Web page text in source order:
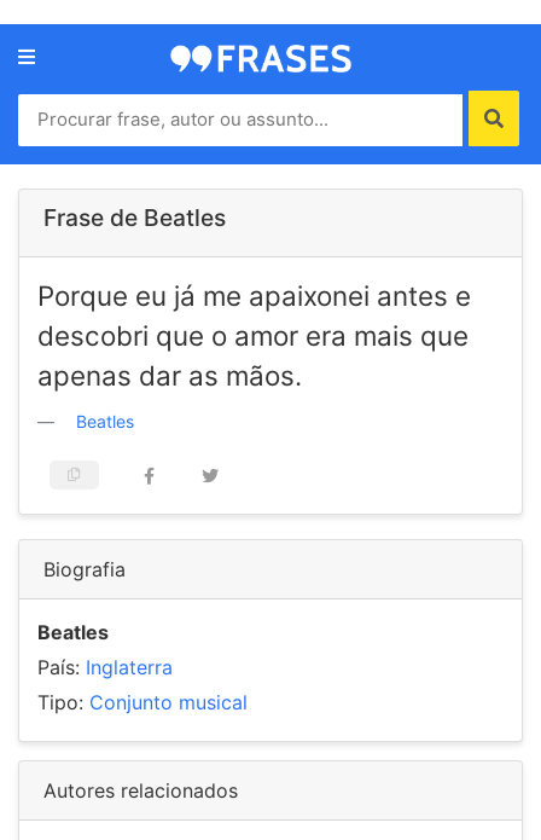
Menu
Home
Autores
de
Frase de Beatles
Porque eu já me apaixonei antes e
descobri que o amor era mais que
apenas dar as mãos.
Beatles
Biografia
Beatles
País: Inglaterra
Tipo: Conjunto musical
Autores relacionados